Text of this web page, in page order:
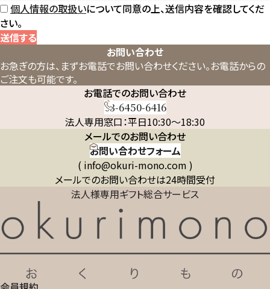
個人情報の取扱いについて同意の上、送信内容を確認してくだ
さい。
送信する
お問い合わせ
お急ぎの方は、まずお電話でお問い合わせください。お電話からの
ご注文も可能です。
お電話でのお問い合わせ
03-6450-6416
法人専用窓口：平日10:30～18:30
メールでのお問い合わせ
お問い合わせフォーム
( info@okuri-mono.com )
メールでのお問い合わせは24時間受付
法人様専用ギフト総合サービス